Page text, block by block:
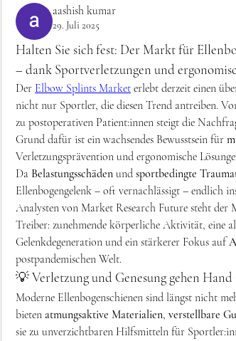
aashish kumar
29. Juli 2025
Halten Sie sich fest: Der Markt für
– dank Sportverletzungen und
Der Elbow Splints Market erlebt derzeit einen
nicht nur Sportler, die diesen Trend antreiben.
zu postoperativen Patient:innen steigt die
Grund dafür ist ein wachsendes Bewusstsein für
Verletzungsprävention und ergonomische
Da Belastungsschäden und sportbedingte
Ellenbogengelenk – oft vernachlässigt – endlich
Analysten von Market Research Future steht
Treiber: zunehmende körperliche Aktivität, eine
Gelenkdegeneration und ein stärkerer Fokus auf
postpandemischen Welt.
💡 Verletzung und Genesung gehen
Moderne Ellenbogenschienen sind längst nicht
bieten atmungsaktive Materialien, verstellbare
sie zu unverzichtbaren Hilfsmitteln für